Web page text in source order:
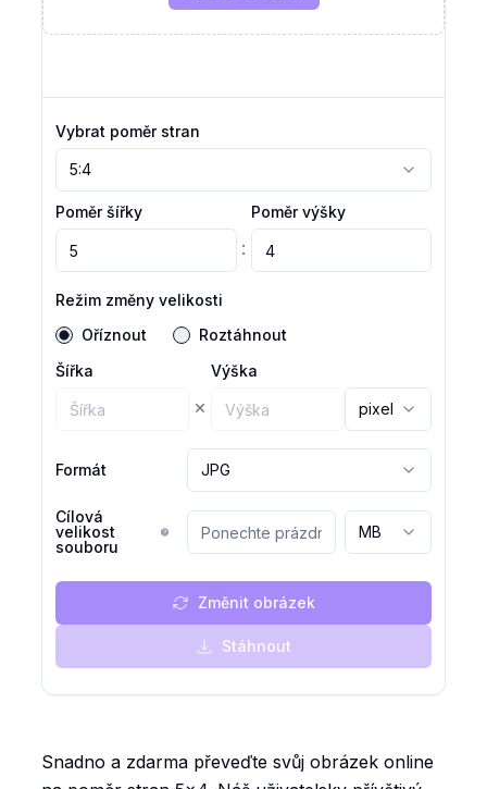
Vybrat poměr stran
5:4
Poměr šířky
:
Poměr výšky
Režim změny velikosti
Oříznout
Roztáhnout
Šířka
×
Výška
pixel
Formát JPG
Cílová
velikost
souboru
MB
Změnit obrázek
Stáhnout
Snadno a zdarma převeďte svůj obrázek online